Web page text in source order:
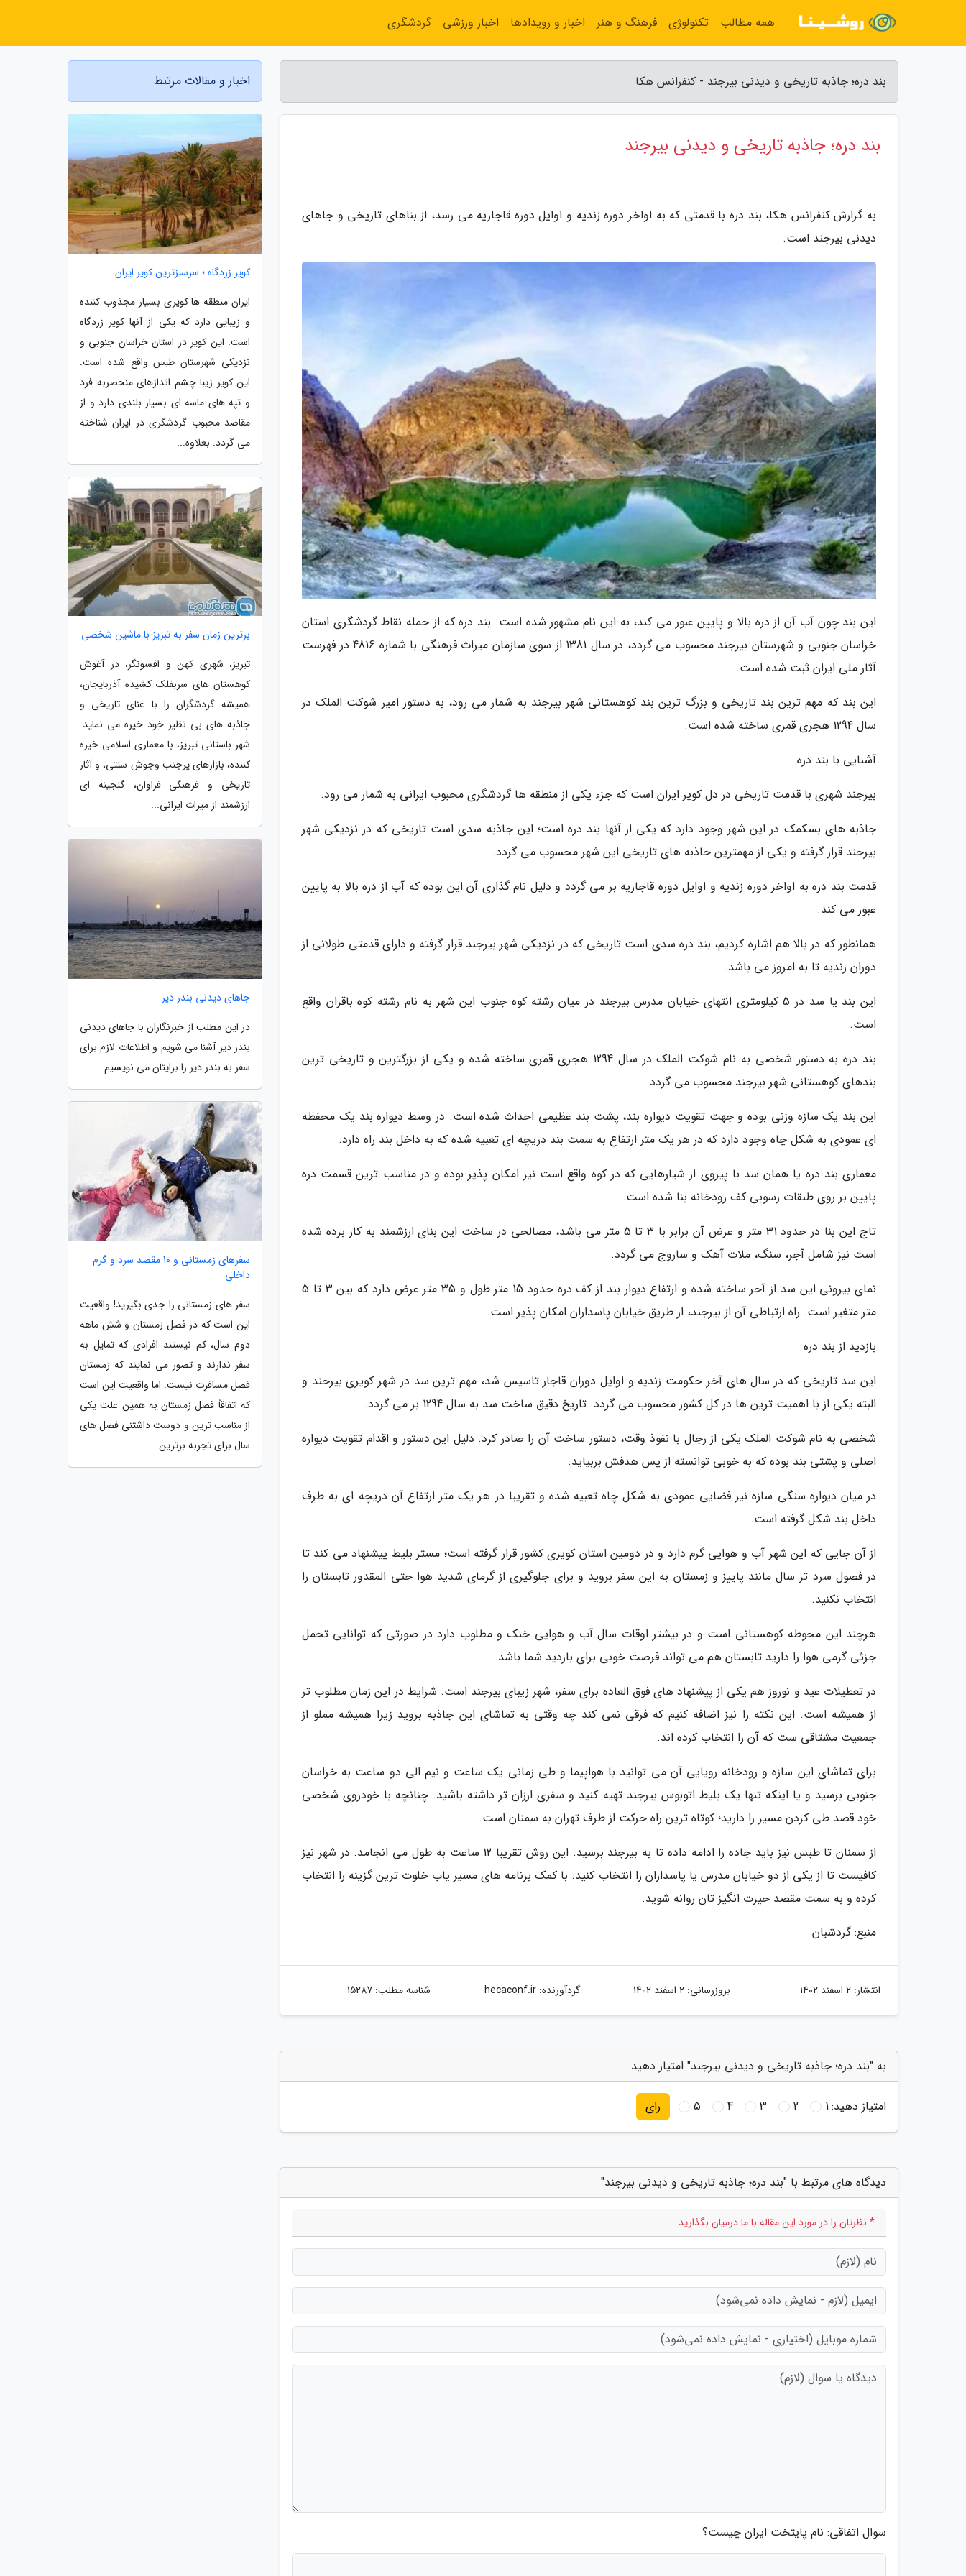
بند دره؛ جاذبه تاریخی و دیدنی بیرجند - کنفرانس هکا
بند دره؛ جاذبه تاریخی و دیدنی بیرجند
به گزارش کنفرانس هکا، بند دره با قدمتی که به اواخر دوره زندیه و اوایل دوره قاجاریه می رسد، از بناهای تاریخی و جاهای
دیدنی بیرجند است.
این بند چون آب آن از دره بالا و پایین عبور می کند، به این نام مشهور شده است. بند دره که از جمله نقاط گردشگری استان
خراسان جنوبی و شهرستان بیرجند محسوب می گردد، در سال 1381 از سوی سازمان میراث فرهنگی با شماره 4816 در فهرست
آثار ملی ایران ثبت شده است.
این بند که مهم ترین بند تاریخی و بزرگ ترین بند کوهستانی شهر بیرجند به شمار می رود، به دستور امیر شوکت الملک در
سال 1294 هجری قمری ساخته شده است.
آشنایی با بند دره
بیرجند شهری با قدمت تاریخی در دل کویر ایران است که جزء یکی از منطقه ها گردشگری محبوب ایرانی به شمار می رود.
جاذبه های بسکمک در این شهر وجود دارد که یکی از آنها بند دره است؛ این جاذبه سدی است تاریخی که در نزدیکی شهر
بیرجند قرار گرفته و یکی از مهمترین جاذبه های تاریخی این شهر محسوب می گردد.
قدمت بند دره به اواخر دوره زندیه و اوایل دوره قاجاریه بر می گردد و دلیل نام گذاری آن این بوده که آب از دره بالا به پایین
عبور می کند.
همانطور که در بالا هم اشاره کردیم، بند دره سدی است تاریخی که در نزدیکی شهر بیرجند قرار گرفته و دارای قدمتی طولانی از
دوران زندیه تا به امروز می باشد.
این بند یا سد در 5 کیلومتری انتهای خیابان مدرس بیرجند در میان رشته کوه جنوب این شهر به نام رشته کوه باقران واقع
است.
بند دره به دستور شخصی به نام شوکت الملک در سال 1294 هجری قمری ساخته شده و یکی از بزرگترین و تاریخی ترین
بندهای کوهستانی شهر بیرجند محسوب می گردد.
این بند یک سازه وزنی بوده و جهت تقویت دیواره بند، پشت بند عظیمی احداث شده است. در وسط دیواره بند یک محفظه
ای عمودی به شکل چاه وجود دارد که در هر یک متر ارتفاع به سمت بند دریچه ای تعبیه شده که به داخل بند راه دارد.
معماری بند دره یا همان سد با پیروی از شیارهایی که در کوه واقع است نیز امکان پذیر بوده و در مناسب ترین قسمت دره
پایین بر روی طبقات رسوبی کف رودخانه بنا شده است.
تاج این بنا در حدود 31 متر و عرض آن برابر با 3 تا 5 متر می باشد، مصالحی در ساخت این بنای ارزشمند به کار برده شده
است نیز شامل آجر، سنگ، ملات آهک و ساروج می گردد.
نمای بیرونی این سد از آجر ساخته شده و ارتفاع دیوار بند از کف دره حدود 15 متر طول و 35 متر عرض دارد که بین 3 تا 5
متر متغیر است. راه ارتباطی آن از بیرجند، از طریق خیابان پاسداران امکان پذیر است.
بازدید از بند دره
این سد تاریخی که در سال های آخر حکومت زندیه و اوایل دوران قاجار تاسیس شد، مهم ترین سد در شهر کویری بیرجند و
البته یکی از با اهمیت ترین ها در کل کشور محسوب می گردد. تاریخ دقیق ساخت سد به سال 1294 بر می گردد.
شخصی به نام شوکت الملک یکی از رجال با نفوذ وقت، دستور ساخت آن را صادر کرد. دلیل این دستور و اقدام تقویت دیواره
اصلی و پشتی بند بوده که به خوبی توانسته از پس هدفش بربیاید.
در میان دیواره سنگی سازه نیز فضایی عمودی به شکل چاه تعبیه شده و تقریبا در هر یک متر ارتفاع آن دریچه ای به طرف
داخل بند شکل گرفته است.
از آن جایی که این شهر آب و هوایی گرم دارد و در دومین استان کویری کشور قرار گرفته است؛ مستر بلیط پیشنهاد می کند تا
در فصول سرد تر سال مانند پاییز و زمستان به این سفر بروید و برای جلوگیری از گرمای شدید هوا حتی المقدور تابستان را
انتخاب نکنید.
هرچند این محوطه کوهستانی است و در بیشتر اوقات سال آب و هوایی خنک و مطلوب دارد در صورتی که توانایی تحمل
جزئی گرمی هوا را دارید تابستان هم می تواند فرصت خوبی برای بازدید شما باشد.
در تعطیلات عید و نوروز هم یکی از پیشنهاد های فوق العاده برای سفر، شهر زیبای بیرجند است. شرایط در این زمان مطلوب تر
از همیشه است. این نکته را نیز اضافه کنیم که فرقی نمی کند چه وقتی به تماشای این جاذبه بروید زیرا همیشه مملو از
جمعیت مشتاقی ست که آن را انتخاب کرده اند.
برای تماشای این سازه و رودخانه رویایی آن می توانید با هواپیما و طی زمانی یک ساعت و نیم الی دو ساعت به خراسان
جنوبی برسید و یا اینکه تنها یک بلیط اتوبوس بیرجند تهیه کنید و سفری ارزان تر داشته باشید. چنانچه با خودروی شخصی
خود قصد طی کردن مسیر را دارید؛ کوتاه ترین راه حرکت از طرف تهران به سمنان است.
از سمنان تا طبس نیز باید جاده را ادامه داده تا به بیرجند برسید. این روش تقریبا 12 ساعت به طول می انجامد. در شهر نیز
کافیست تا از یکی از دو خیابان مدرس یا پاسداران را انتخاب کنید. با کمک برنامه های مسیر یاب خلوت ترین گزینه را انتخاب
کرده و به سمت مقصد حیرت انگیز تان روانه شوید.
منبع: گردشبان
انتشار: 2 اسفند 1402 بروزرسانی: 2 اسفند 1402 گردآورنده:hecaconf.ir شناسه مطلب: 15287
به "بند دره؛ جاذبه تاریخی و دیدنی بیرجند" امتیاز دهید
امتیاز دهید:1
2
3
4
5 رای
دیدگاه های مرتبط با "بند دره؛ جاذبه تاریخی و دیدنی بیرجند"
* نظرتان را در مورد این مقاله با ما درمیان بگذارید
سوال اتفاقی: نام پایتخت ایران چیست؟
اخبار و مقالات مرتبط
کویر زردگاه ؛ سرسبزترین کویر ایران
ایران منطقه ها کویری بسیار مجذوب کننده
و زیبایی دارد که یکی از آنها کویر زردگاه
است. این کویر در استان خراسان جنوبی و
نزدیکی شهرستان طبس واقع شده است.
این کویر زیبا چشم اندازهای منحصربه فرد
و تپه های ماسه ای بسیار بلندی دارد و از
مقاصد محبوب گردشگری در ایران شناخته
می گردد. بعلاوه...
برترین زمان سفر به تبریز با ماشین شخصی
تبریز، شهری کهن و افسونگر، در آغوش
کوهستان های سربفلک کشیده آذربایجان،
همیشه گردشگران را با غنای تاریخی و
جاذبه های بی نظیر خود خیره می نماید.
شهر باستانی تبریز، با معماری اسلامی خیره
کننده، بازارهای پرجنب وجوش سنتی، و آثار
تاریخی و فرهنگی فراوان، گنجینه ای
ارزشمند از میراث ایرانی...
جاهای دیدنی بندر دیر
در این مطلب از خبرنگاران با جاهای دیدنی
بندر دیر آشنا می شویم و اطلاعات لازم برای
سفر به بندر دیر را برایتان می نویسیم.
سفرهای زمستانی و 10 مقصد سرد و گرم
داخلی
سفر های زمستانی را جدی بگیرید! واقعیت
این است که در فصل زمستان و شش ماهه
دوم سال، کم نیستند افرادی که تمایل به
سفر ندارند و تصور می نمایند که زمستان
فصل مسافرت نیست. اما واقعیت این است
که اتفاقاً فصل زمستان به همین علت یکی
از مناسب ترین و دوست داشتنی فصل های
سال برای تجربه برترین...
همه مطالب تکنولوژی فرهنگ و هنر اخبار و رویدادها اخبار ورزشی گردشگری